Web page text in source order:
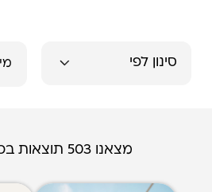
סינון לפי
מצאנו 503 תוצאות בכל המתנות